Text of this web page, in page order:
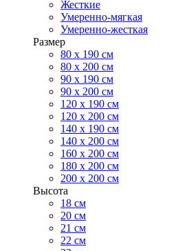
Жесткие
Умеренно-мягкая
Умеренно-жесткая
Размер
80 х 190 см
80 х 200 см
90 х 190 см
90 х 200 см
120 х 190 см
120 х 200 см
140 х 190 см
140 х 200 см
160 х 200 см
180 х 200 см
200 х 200 см
Высота
18 см
20 см
21 см
22 см